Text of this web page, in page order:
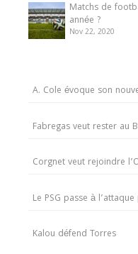
Matchs de
année ?
Nov 22, 2020
A. Cole évoque son
Fabregas veut rester au
Corgnet veut rejoindre
Le PSG passe à
Kalou défend Torres